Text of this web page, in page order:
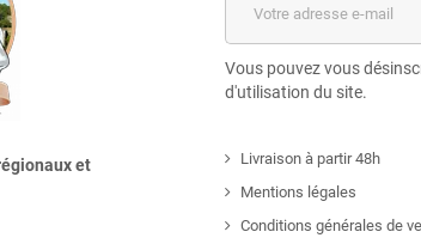
et
Vous pouvez vous
d'utilisation du site.
Livraison à partir 48h
Mentions légales
Conditions générales de